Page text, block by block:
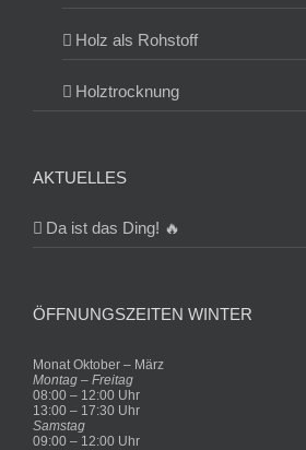
Holz als Rohstoff
Holztrocknung
AKTUELLES
Da ist das Ding! 🔥
ÖFFNUNGSZEITEN WINTER
Monat Oktober – März
Montag – Freitag
08:00 – 12:00 Uhr
13:00 – 17:30 Uhr
Samstag
09:00 – 12:00 Uhr